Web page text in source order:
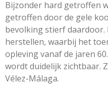
Bijzonder hard getroffen
getroffen door de gele
bevolking stierf daardoor.
herstellen, waarbij het
opleving vanaf de jaren
wordt duidelijk zichtbaar.
Vélez-Málaga.